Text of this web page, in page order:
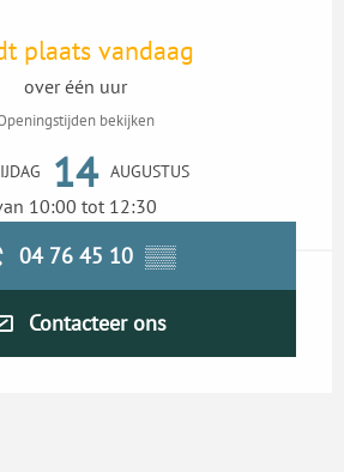
plaats vandaag
over één uur
bekijken
14 AUGUSTUS
10:00 tot 12:30
04 76 45 10 ▒▒
Contacteer ons